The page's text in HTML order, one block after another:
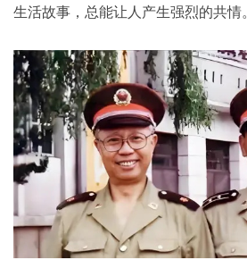
生活故事，总能让人产生强烈的共情。